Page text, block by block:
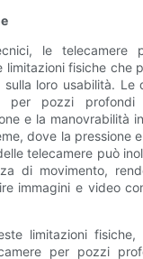
le telecamere
limitazioni fisiche che
loro usabilità. Le
per pozzi profondi
e la manovrabilità
dove la pressione
telecamere può
di movimento,
immagini e video
limitazioni
per pozzi